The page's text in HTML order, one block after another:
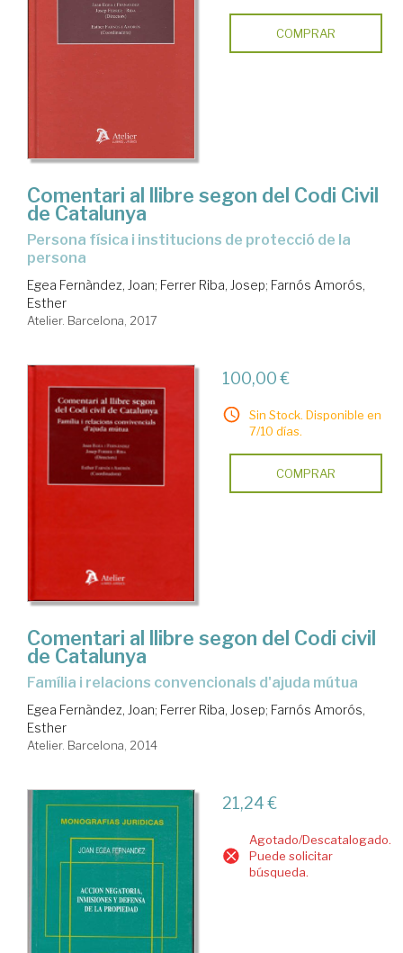
COMPRAR
Comentari al llibre segon del Codi Civil
de Catalunya
persona física i institucions de protecció de la
persona
Egea Fernàndez, Joan; Ferrer Riba, Josep; Farnós Amorós,
Esther
Atelier. Barcelona, 2017
100,00 €
Sin Stock. Disponible en
7/10 días.
COMPRAR
Comentari al llibre segon del Codi civil
de Catalunya
família i relacions convencionals d'ajuda mútua
Egea Fernàndez, Joan; Ferrer Riba, Josep; Farnós Amorós,
Esther
Atelier. Barcelona, 2014
21,24 €
Agotado/Descatalogado.
Puede solicitar
búsqueda.